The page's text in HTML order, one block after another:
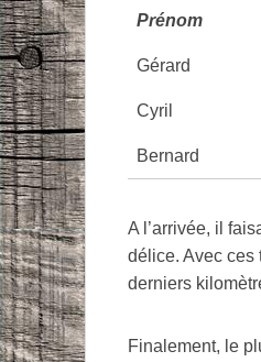
Prénom
Gérard
Cyril
Bernard
A l’arrivée, il
délice. Avec ces
derniers
Finalement, le